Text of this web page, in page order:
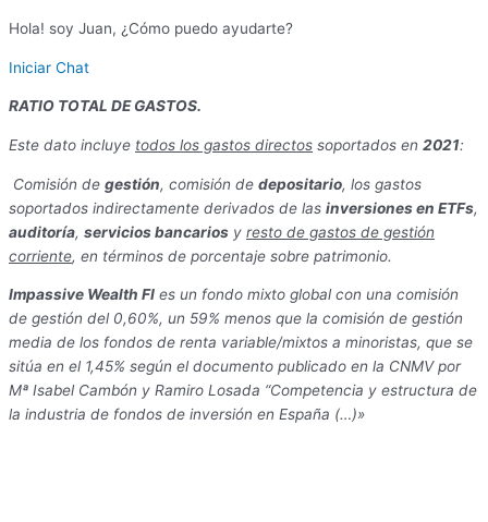
Hola! soy Juan, ¿Cómo puedo ayudarte?
Iniciar Chat
RATIO TOTAL DE GASTOS.
Este dato incluye todos los gastos directos soportados en 2021:
Comisión de gestión, comisión de depositario, los gastos
soportados indirectamente derivados de las inversiones en ETFs,
auditoría, servicios bancarios y resto de gastos de gestión
corriente, en términos de porcentaje sobre patrimonio.
Impassive Wealth FI es un fondo mixto global con una comisión
de gestión del 0,60%, un 59% menos que la comisión de gestión
media de los fondos de renta variable/mixtos a minoristas, que se
sitúa en el 1,45% según el documento publicado en la CNMV por
Mª Isabel Cambón y Ramiro Losada “Competencia y estructura de
la industria de fondos de inversión en España (…)»